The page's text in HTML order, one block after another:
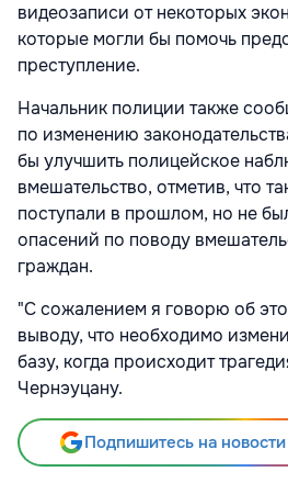
видеозаписи от некоторых
которые могли бы помочь
преступление.
Начальник полиции также
по изменению
бы улучшить полицейское
вмешательство, отметив, что
поступали в прошлом, но не
опасений по поводу
граждан.
"С сожалением я говорю об
выводу, что необходимо
базу, когда происходит
Чернэуцану.
Подпишитесь на